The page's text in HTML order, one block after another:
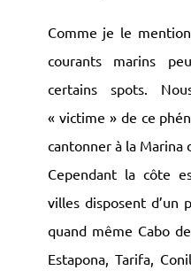
Comme je le
courants marins
certains spots.
« victime » de ce
cantonner à la Marina
Cependant la côte
villes disposent d’un
quand même Cabo
Estapona, Tarifa,